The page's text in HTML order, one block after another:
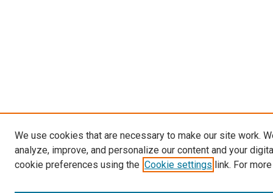
We use cookies that are necessary to make our site work.
analyze, improve, and personalize our content and your
cookie preferences using the Cookie settings link. For